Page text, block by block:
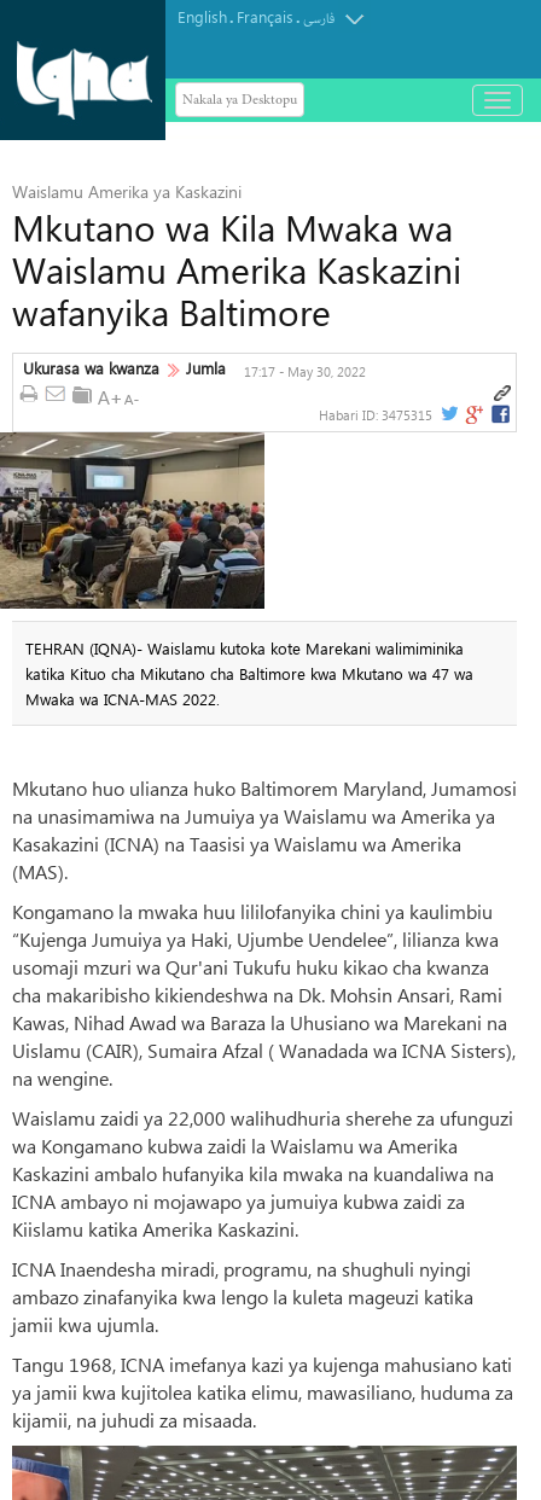
English. Français.فارسی
Nakala ya Desktopu
باز
و
Waislamu Amerika ya Kaskazini
Mkutano wa Kila Mwaka wa
Waislamu Amerika Kaskazini
wafanyika Baltimore
Ukurasa wa kwanza Jumla 17:17 - May 30, 2022
Habari ID: 3475315
TEHRAN (IQNA)- Waislamu kutoka kote Marekani walimiminika
katika Kituo cha Mikutano cha Baltimore kwa Mkutano wa 47 wa
Mwaka wa ICNA-MAS 2022.
Mkutano huo ulianza huko Baltimorem Maryland, Jumamosi
na unasimamiwa na Jumuiya ya Waislamu wa Amerika ya
Kasakazini (ICNA) na Taasisi ya Waislamu wa Amerika
(MAS).
Kongamano la mwaka huu lililofanyika chini ya kaulimbiu
“Kujenga Jumuiya ya Haki, Ujumbe Uendelee”, lilianza kwa
usomaji mzuri wa Qur'ani Tukufu huku kikao cha kwanza
cha makaribisho kikiendeshwa na Dk. Mohsin Ansari, Rami
Kawas, Nihad Awad wa Baraza la Uhusiano wa Marekani na
Uislamu (CAIR), Sumaira Afzal ( Wanadada wa ICNA Sisters),
na wengine.
Waislamu zaidi ya 22,000 walihudhuria sherehe za ufunguzi
wa Kongamano kubwa zaidi la Waislamu wa Amerika
Kaskazini ambalo hufanyika kila mwaka na kuandaliwa na
ICNA ambayo ni mojawapo ya jumuiya kubwa zaidi za
Kiislamu katika Amerika Kaskazini.
ICNA Inaendesha miradi, programu, na shughuli nyingi
ambazo zinafanyika kwa lengo la kuleta mageuzi katika
jamii kwa ujumla.
Tangu 1968, ICNA imefanya kazi ya kujenga mahusiano kati
ya jamii kwa kujitolea katika elimu, mawasiliano, huduma za
kijamii, na juhudi za misaada.